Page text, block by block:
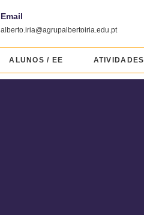
Email
alberto.iria@agrupalbertoiria.edu.pt
ALUNOS / EE ATIVIDADES